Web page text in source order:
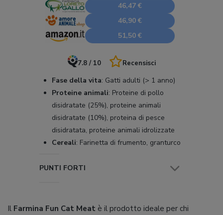
46,47 €
46,90 €
51,50 €
7.8 / 10 Recensisci
Fase della vita: Gatti adulti (> 1 anno)
Proteine animali: Proteine di pollo
disidratate (25%), proteine animali
disidratate (10%), proteina di pesce
disidratata, proteine animali idrolizzate
Cereali: Farinetta di frumento, granturco
PUNTI FORTI
Il Farmina Fun Cat Meat è il prodotto ideale per chi